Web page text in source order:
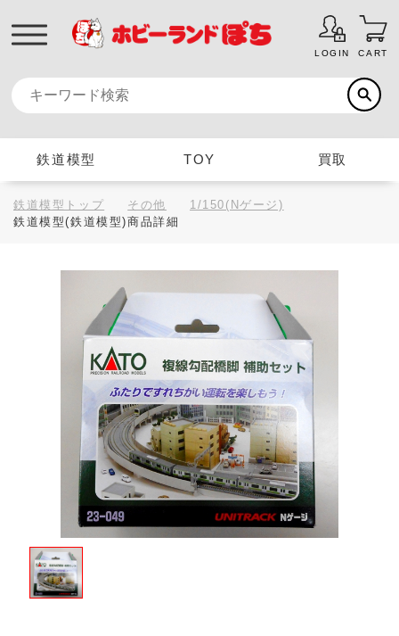
LOGIN CART
鉄道模型 TOY 買取
鉄道模型トップ その他
1/150(Nゲージ)
鉄道模型(鉄道模型)商品詳細